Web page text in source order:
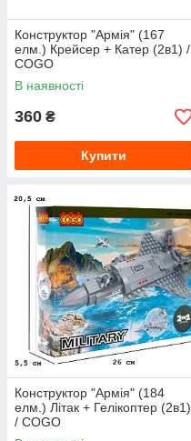
Конструктор "Армія" (167
елм.) Крейсер + Катер (2в1) /
COGO
В наявності
360 ₴
Купити
Конструктор "Армія" (184
елм.) Літак + Гелікоптер (2в1)
/ COGO